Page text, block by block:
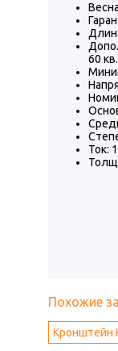
60
Ток:
Похожие
Кронштейн